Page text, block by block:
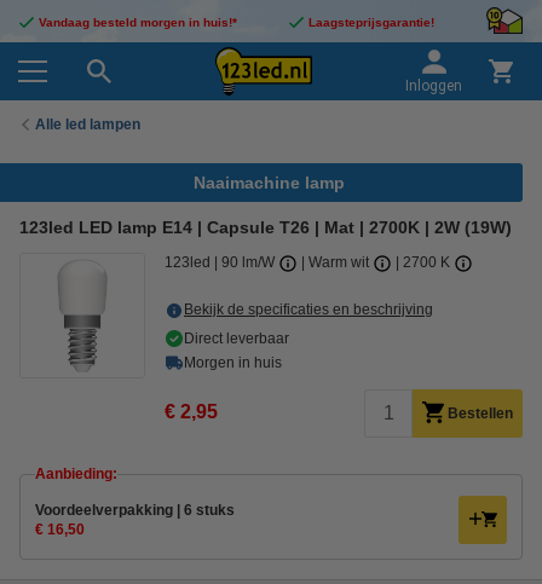
Vandaag besteld morgen in huis!* Laagsteprijsgarantie!
Inloggen
Alle led lampen
Naaimachine lamp
123led LED lamp E14 | Capsule T26 | Mat | 2700K | 2W (19W)
123led 90 lm/W Warm wit 2700 K
Bekijk de specificaties en beschrijving
Direct leverbaar
Morgen in huis
€ 2,95 Bestellen
Aanbieding:
Voordeelverpakking | 6 stuks
€ 16,50